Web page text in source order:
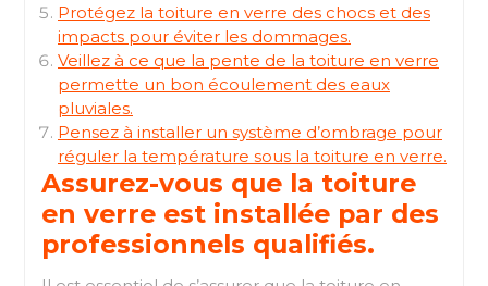
Protégez la toiture en verre des chocs et des
impacts pour éviter les dommages.
Veillez à ce que la pente de la toiture en verre
permette un bon écoulement des eaux
pluviales.
Pensez à installer un système d’ombrage pour
réguler la température sous la toiture en verre.
Assurez-vous que la toiture
en verre est installée par des
professionnels qualifiés.